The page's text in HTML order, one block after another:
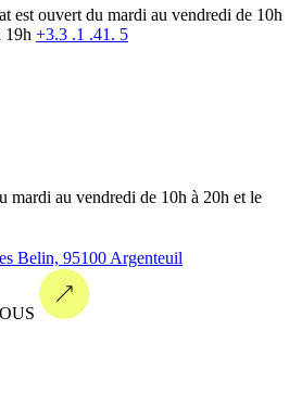
est ouvert du mardi au vendredi de 10h
19h +3.3 .1 .41. 5
mardi au vendredi de 10h à 20h et le
Belin, 95100 Argenteuil